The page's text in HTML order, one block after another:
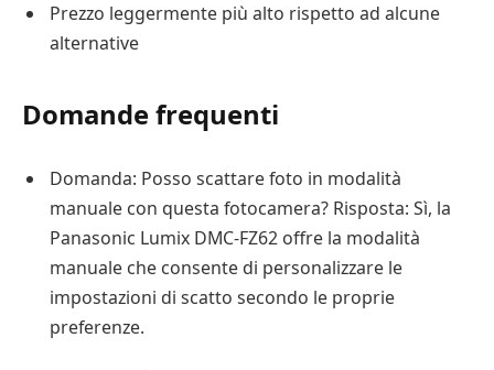
Prezzo leggermente più alto rispetto ad alcune
alternative
Domande frequenti
Domanda: Posso scattare foto in modalità
manuale con questa fotocamera? Risposta: Sì, la
Panasonic Lumix DMC-FZ62 offre la modalità
manuale che consente di personalizzare le
impostazioni di scatto secondo le proprie
preferenze.